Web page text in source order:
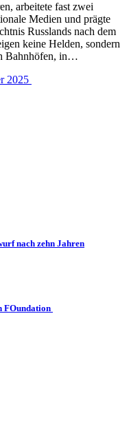
arbeitete fast zwei
Medien und prägte
Russlands nach dem
keine Helden, sondern
Bahnhöfen, in…
2025
nach zehn Jahren
FOundation